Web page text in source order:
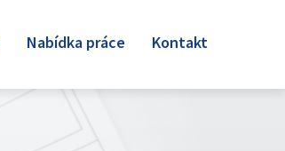
Nabídka práce Kontakt